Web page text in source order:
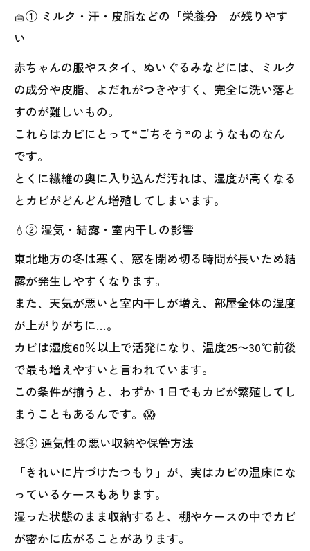
🧺① ミルク・汗・皮脂などの「栄養分」が残りやす
い
赤ちゃんの服やスタイ、ぬいぐるみなどには、ミルク
の成分や皮脂、よだれがつきやすく、完全に洗い落と
すのが難しいもの。
これらはカビにとって“ごちそう”のようなものなん
です。
とくに繊維の奥に入り込んだ汚れは、湿度が高くなる
とカビがどんどん増殖してしまいます。
💧② 湿気・結露・室内干しの影響
東北地方の冬は寒く、窓を閉め切る時間が長いため結
露が発生しやすくなります。
また、天気が悪いと室内干しが増え、部屋全体の湿度
が上がりがちに…。
カビは湿度60％以上で活発になり、温度25〜30℃前後
で最も増えやすいと言われています。
この条件が揃うと、わずか１日でもカビが繁殖してし
まうこともあるんです。😱
🧸③ 通気性の悪い収納や保管方法
「きれいに片づけたつもり」が、実はカビの温床にな
っているケースもあります。
湿った状態のまま収納すると、棚やケースの中でカビ
が密かに広がることがあります。